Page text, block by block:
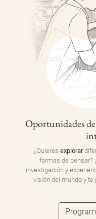
Oportunidades
¿Quieres explorar
formas de pensar?
investigación y
visión del mundo y